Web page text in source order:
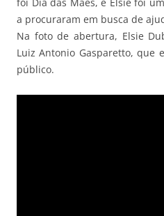
a procuraram em busca de
Na foto de abertura, Elsie
Luiz Antonio Gasparetto, que
público.